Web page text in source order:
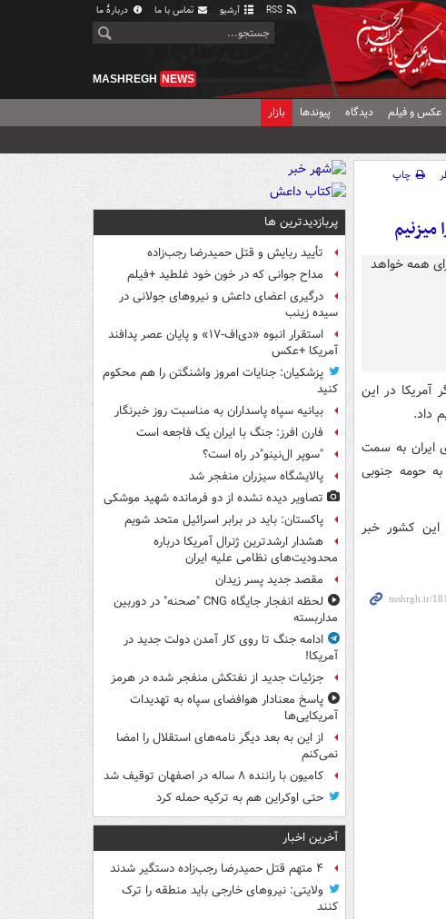
آرشیو تماس با ما دربارهٔ ما
MASHREGH NEWS
عکس و فیلم دیدگاه پیوندها بازار
چاپ
آمریکا در این
داد.
ایران به سمت
حومه جنوبی
این کشور خبر
پربازدیدترین ها
تأیید ربایش و قتل حمیدرضا رجب‌زاده
مداح جوانی که در خون خود غلطید +فیلم
درگیری اعضای داعش و نیروهای جولانی در
سیده زینب
استقرار انبوه «دی‌اف‑۱۷» و پایان عصر پدافند
آمریکا +عکس
پزشکیان: جنایات امروز واشنگتن را هم محکوم
کنید
بیانیه سپاه پاسداران به مناسبت روز خبرنگار
فارن افرز: جنگ با ایران یک فاجعه است
"سوپر ال‌نینو"در راه است؟
پالایشگاه سیزران منفجر شد
تصاویر دیده‌ نشده از دو فرمانده شهید موشکی
پاکستان: باید در برابر اسرائیل متحد شویم
هشدار ارشدترین ژنرال آمریکا درباره
محدودیت‌های نظامی علیه ایران
مقصد جدید پسر زیدان
لحظه انفجار جایگاه CNG "صحنه" در دوربین
مداربسته
ادامه جنگ تا روی کار آمدن دولت جدید در
آمریکا!
جزئیات جدید از نفتکش منفجر شده در هرمز
پاسخ معنادار هوافضای سپاه به تهدیدات
آمریکایی‌ها
از این به بعد دیگر نامه‌های استقلال را امضا
نمی‌کنم
کامیون با راننده ۸ ساله در اصفهان توقیف شد
حتی اوکراین هم به ترکیه حمله کرد
آخرین اخبار
۴ متهم قتل حمیدرضا رجب‌زاده دستگیر شدند
ولایتی: نیروهای خارجی باید منطقه را ترک
کنند